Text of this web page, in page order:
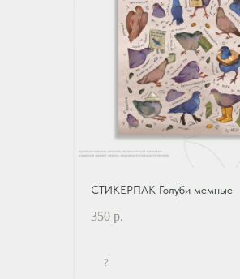
СТИКЕРПАК Голуби мемные
350 р.
?